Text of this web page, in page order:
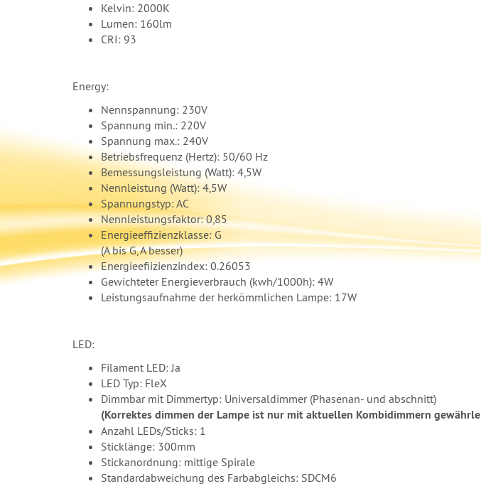
Kelvin: 2000K
Lumen: 160lm
CRI: 93
Energy:
Nennspannung: 230V
Spannung min.: 220V
Spannung max.: 240V
Betriebsfrequenz (Hertz): 50/60 Hz
Bemessungsleistung (Watt): 4,5W
Nennleistung (Watt): 4,5W
Spannungstyp: AC
Nennleistungsfaktor: 0,85
Energieeffizienzklasse: G
(A bis G, A besser)
Energieefiizienzindex: 0.26053
Gewichteter Energieverbrauch (kwh/1000h): 4W
Leistungsaufnahme der herkömmlichen Lampe: 17W
LED:
Filament LED: Ja
LED Typ: FleX
Dimmbar mit Dimmertyp: Universaldimmer (Phasenan- und abschnitt)
(Korrektes dimmen der Lampe ist nur mit aktuellen Kombidimmern
Anzahl LEDs/Sticks: 1
Sticklänge: 300mm
Stickanordnung: mittige Spirale
Standardabweichung des Farbabgleichs: SDCM6